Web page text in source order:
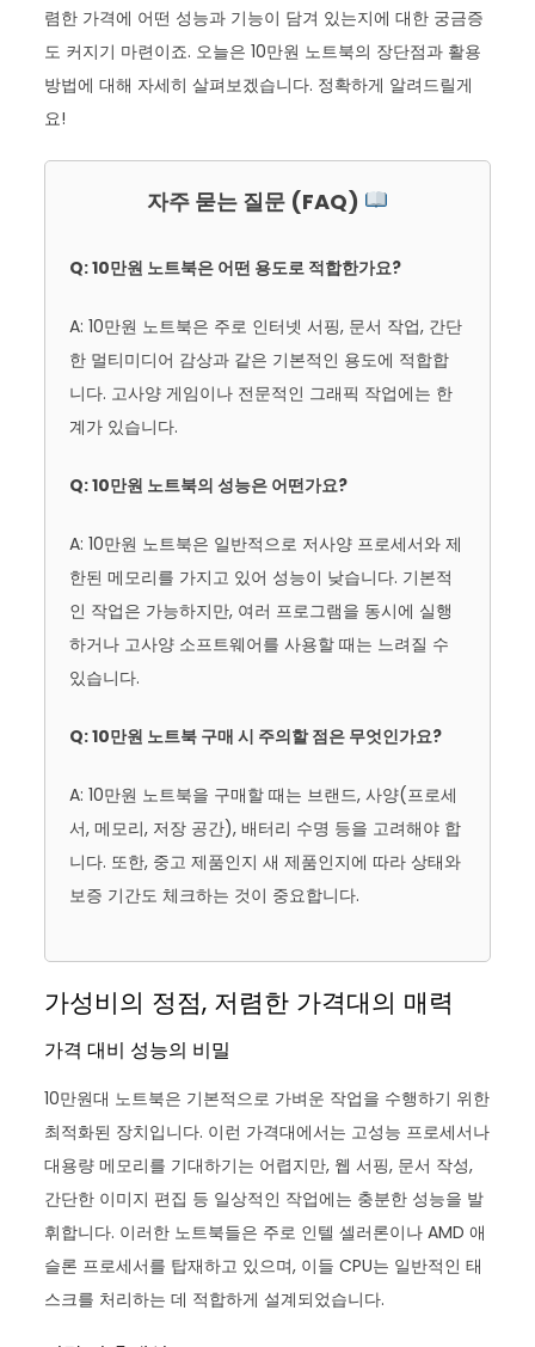
렴한 가격에 어떤 성능과 기능이 담겨 있는지에 대한 궁금증
도 커지기 마련이죠. 오늘은 10만원 노트북의 장단점과 활용
방법에 대해 자세히 살펴보겠습니다. 정확하게 알려드릴게
요!
자주 묻는 질문 (FAQ)
Q: 10만원 노트북은 어떤 용도로 적합한가요?
A: 10만원 노트북은 주로 인터넷 서핑, 문서 작업, 간단
한 멀티미디어 감상과 같은 기본적인 용도에 적합합
니다. 고사양 게임이나 전문적인 그래픽 작업에는 한
계가 있습니다.
Q: 10만원 노트북의 성능은 어떤가요?
A: 10만원 노트북은 일반적으로 저사양 프로세서와 제
한된 메모리를 가지고 있어 성능이 낮습니다. 기본적
인 작업은 가능하지만, 여러 프로그램을 동시에 실행
하거나 고사양 소프트웨어를 사용할 때는 느려질 수
있습니다.
Q: 10만원 노트북 구매 시 주의할 점은 무엇인가요?
A: 10만원 노트북을 구매할 때는 브랜드, 사양(프로세
서, 메모리, 저장 공간), 배터리 수명 등을 고려해야 합
니다. 또한, 중고 제품인지 새 제품인지에 따라 상태와
보증 기간도 체크하는 것이 중요합니다.
가성비의 정점, 저렴한 가격대의 매력
가격 대비 성능의 비밀
10만원대 노트북은 기본적으로 가벼운 작업을 수행하기 위한
최적화된 장치입니다. 이런 가격대에서는 고성능 프로세서나
대용량 메모리를 기대하기는 어렵지만, 웹 서핑, 문서 작성,
간단한 이미지 편집 등 일상적인 작업에는 충분한 성능을 발
휘합니다. 이러한 노트북들은 주로 인텔 셀러론이나 AMD 애
슬론 프로세서를 탑재하고 있으며, 이들 CPU는 일반적인 태
스크를 처리하는 데 적합하게 설계되었습니다.